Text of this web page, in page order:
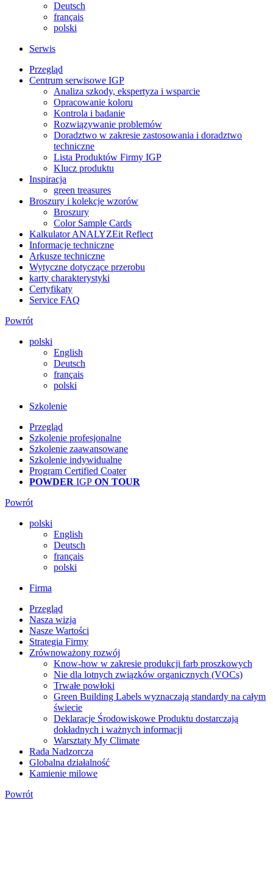
Deutsch
français
polski
Serwis
Przegląd
Centrum serwisowe IGP
Analiza szkody, ekspertyza i wsparcie
Opracowanie koloru
Kontrola i badanie
Rozwiązywanie problemów
Doradztwo w zakresie zastosowania i doradztwo
techniczne
Lista Produktów Firmy IGP
Klucz produktu
Inspiracja
green treasures
Broszury i kolekcje wzorów
Broszury
Color Sample Cards
Kalkulator ANALYZEit Reflect
Informacje techniczne
Arkusze techniczne
Wytyczne dotyczące przerobu
karty charakterystyki
Certyfikaty
Service FAQ
Powrót
polski
English
Deutsch
français
polski
Szkolenie
Przegląd
Szkolenie profesjonalne
Szkolenie zaawansowane
Szkolenie indywidualne
Program Certified Coater
POWDER IGP ON TOUR
Powrót
polski
English
Deutsch
français
polski
Firma
Przegląd
Nasza wizja
Nasze Wartości
Strategia Firmy
Zrównoważony rozwój
Know-how w zakresie produkcji farb proszkowych
Nie dla lotnych związków organicznych (VOCs)
Trwałe powłoki
Green Building Labels wyznaczają standardy na całym
świecie
Deklaracje Środowiskowe Produktu dostarczają
dokładnych i ważnych informacji
Warsztaty My Climate
Rada Nadzorcza
Globalna działalność
Kamienie milowe
Powrót